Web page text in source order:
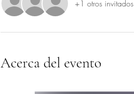
+1 otros invitados
Acerca del evento